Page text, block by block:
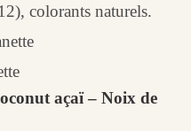
colorants naturels.
açaï – Noix de